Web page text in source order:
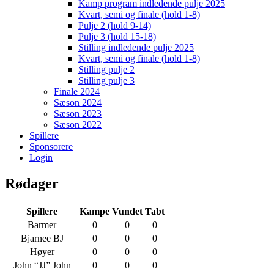
Kamp program indledende pulje 2025
Kvart, semi og finale (hold 1-8)
Pulje 2 (hold 9-14)
Pulje 3 (hold 15-18)
Stilling indledende pulje 2025
Kvart, semi og finale (hold 1-8)
Stilling pulje 2
Stilling pulje 3
Finale 2024
Sæson 2024
Sæson 2023
Sæson 2022
Spillere
Sponsorere
Login
Rødager
Spillere Kampe Vundet Tabt
Barmer
0 0
0
Bjarnee BJ
0 0
0
Høyer
0 0
0
John “JJ” John
0 0
0